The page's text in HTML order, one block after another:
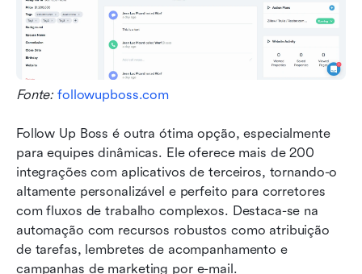
Fonte: followupboss.com
Follow Up Boss é outra ótima opção, especialmente
para equipes dinâmicas. Ele oferece mais de 200
integrações com aplicativos de terceiros, tornando-o
altamente personalizável e perfeito para corretores
com fluxos de trabalho complexos. Destaca-se na
automação com recursos robustos como atribuição
de tarefas, lembretes de acompanhamento e
campanhas de marketing por e-mail.